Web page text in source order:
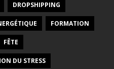
DROPSHIPPING
FORMATION
FÊTE
DU STRESS